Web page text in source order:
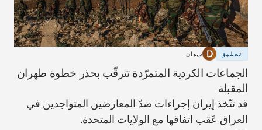
تعليق ديوان
الجماعات الكردية المتمرّدة تترقّب بحذر خطوة طهران
المقبلة
قد تتّخذ إيران إجراءات ضدّ المعارضين المتواجدين في
العراق عَقب اتفاقها مع الولايات المتحدة.